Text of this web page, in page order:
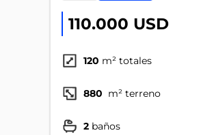
110.000 USD
120 m² totales
880 m² terreno
2 baños